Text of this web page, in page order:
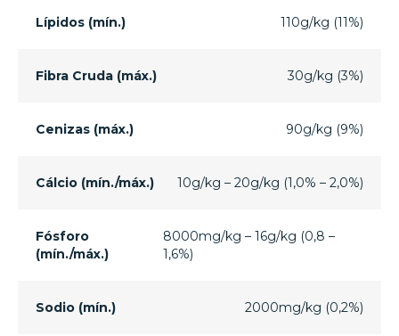
Lípidos (mín.) 110g/kg (11%)
Fibra Cruda (máx.) 30g/kg (3%)
Cenizas (máx.) 90g/kg (9%)
Cálcio (mín./máx.) 10g/kg – 20g/kg (1,0% – 2,0%)
Fósforo
(mín./máx.)
8000mg/kg – 16g/kg (0,8 –
1,6%)
Sodio (mín.) 2000mg/kg (0,2%)